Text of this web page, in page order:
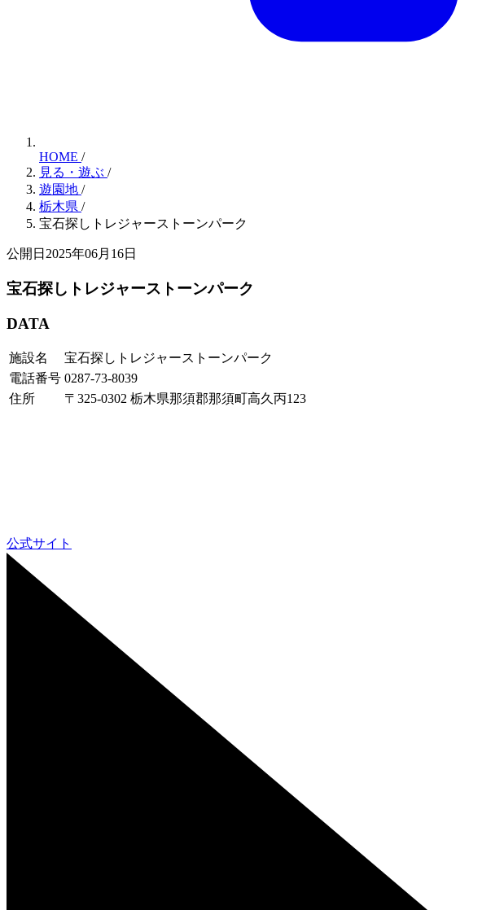
HOME /
見る・遊ぶ /
遊園地 /
栃木県 /
宝石探しトレジャーストーンパーク
公開日2025年06月16日
宝石探しトレジャーストーンパーク
DATA
施設名
宝石探しトレジャーストーンパーク
電話番号 0287-73-8039
住所
〒325-0302 栃木県那須郡那須町高久丙123
公式サイト